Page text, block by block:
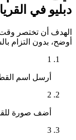
دبليو في
الهدف أن تختصر
أوضح، بدون التزام
1
أرسل اسم
2
أضف صورة
3